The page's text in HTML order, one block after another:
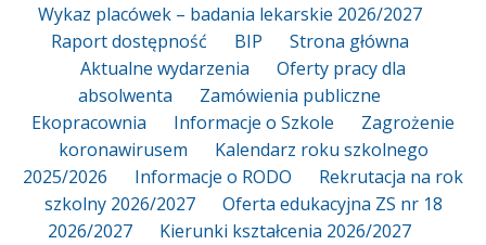
Wykaz placówek – badania lekarskie 2026/2027
Raport dostępność
BIP
Strona główna
Aktualne wydarzenia
Oferty pracy dla
absolwenta
Zamówienia publiczne
Ekopracownia
Informacje o Szkole
Zagrożenie
koronawirusem
Kalendarz roku szkolnego
2025/2026
Informacje o RODO
Rekrutacja na rok
szkolny 2026/2027
Oferta edukacyjna ZS nr 18
2026/2027
Kierunki kształcenia 2026/2027